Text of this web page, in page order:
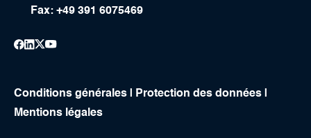
Fax: +49 391 6075469
Conditions générales | Protection des données |
Mentions légales